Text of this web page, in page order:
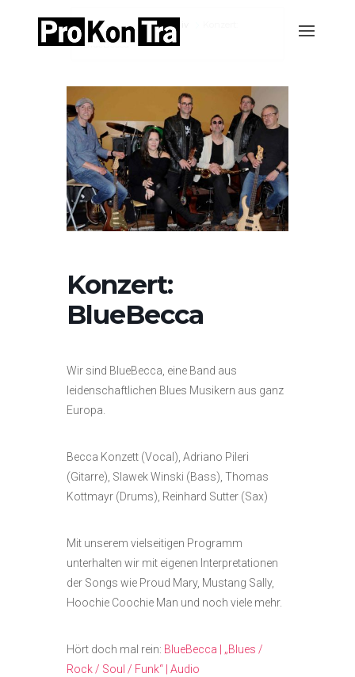
Home Events-Archiv
BlueBecca
Konzert:
BlueBecca
Wir sind BlueBecca, eine Band aus
leidenschaftlichen Blues Musikern aus ganz
Europa.
Becca Konzett (Vocal), Adriano Pileri
(Gitarre), Slawek Winski (Bass), Thomas
Kottmayr (Drums), Reinhard Sutter (Sax)
Mit unserem vielseitigen Programm
unterhalten wir mit eigenen Interpretationen
der Songs wie Proud Mary, Mustang Sally,
Hoochie Coochie Man und noch viele mehr.
Hört doch mal rein: BlueBecca | „Blues /
Rock / Soul / Funk“ | Audio